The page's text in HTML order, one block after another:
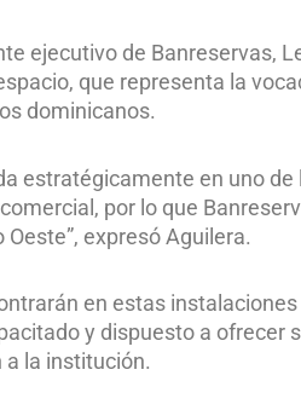
ejecutivo de Banreservas,
que representa la
dominicanos.
estratégicamente en uno
por lo que
expresó Aguilera.
en estas
y dispuesto a ofrecer
la institución.